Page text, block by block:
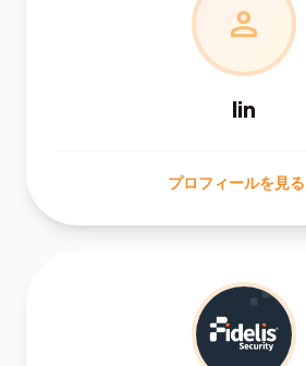
person
lin
プロフィールを見る